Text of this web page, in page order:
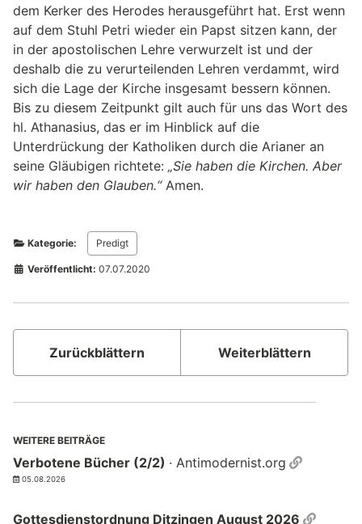
dem Kerker des Herodes herausgeführt hat. Erst wenn
auf dem Stuhl Petri wieder ein Papst sitzen kann, der
in der apostolischen Lehre verwurzelt ist und der
deshalb die zu verurteilenden Lehren verdammt, wird
sich die Lage der Kirche insgesamt bessern können.
Bis zu diesem Zeitpunkt gilt auch für uns das Wort des
hl. Athanasius, das er im Hinblick auf die
Unterdrückung der Katholiken durch die Arianer an
seine Gläubigen richtete: „Sie haben die Kirchen. Aber
wir haben den Glauben.“Amen.
Kategorie: Predigt
Veröffentlicht: 07.07.2020
Zurückblättern Weiterblättern
WEITERE BEITRÄGE
Verbotene Bücher (2/2) · Antimodernist.org
05.08.2026
Gottesdienstordnung Ditzingen August 2026